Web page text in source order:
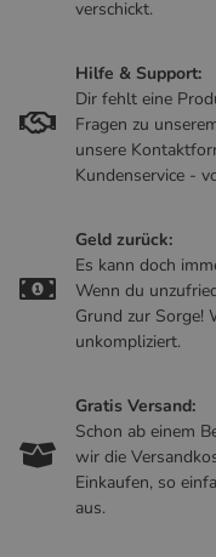
verschickt.
Hilfe & Support:
Dir fehlt eine
Fragen zu
unsere
Kundenservice -
Geld zurück:
Es kann doch
Wenn du
Grund zur Sorge!
unkompliziert.
Gratis Versand:
Schon ab einem
wir die
Einkaufen, so
aus.